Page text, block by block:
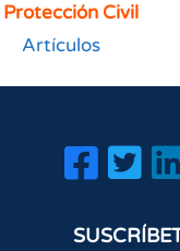
Protección Civil
Artículos